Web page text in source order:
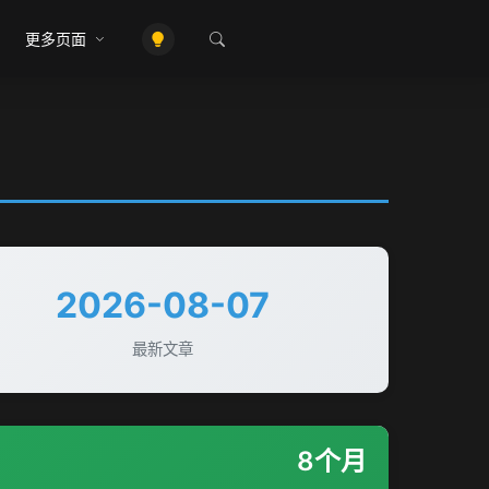
更多页面
2026-08-07
最新文章
8个月